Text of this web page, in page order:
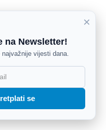
×
na Newsletter!
najvažnije vijesti dana.
se